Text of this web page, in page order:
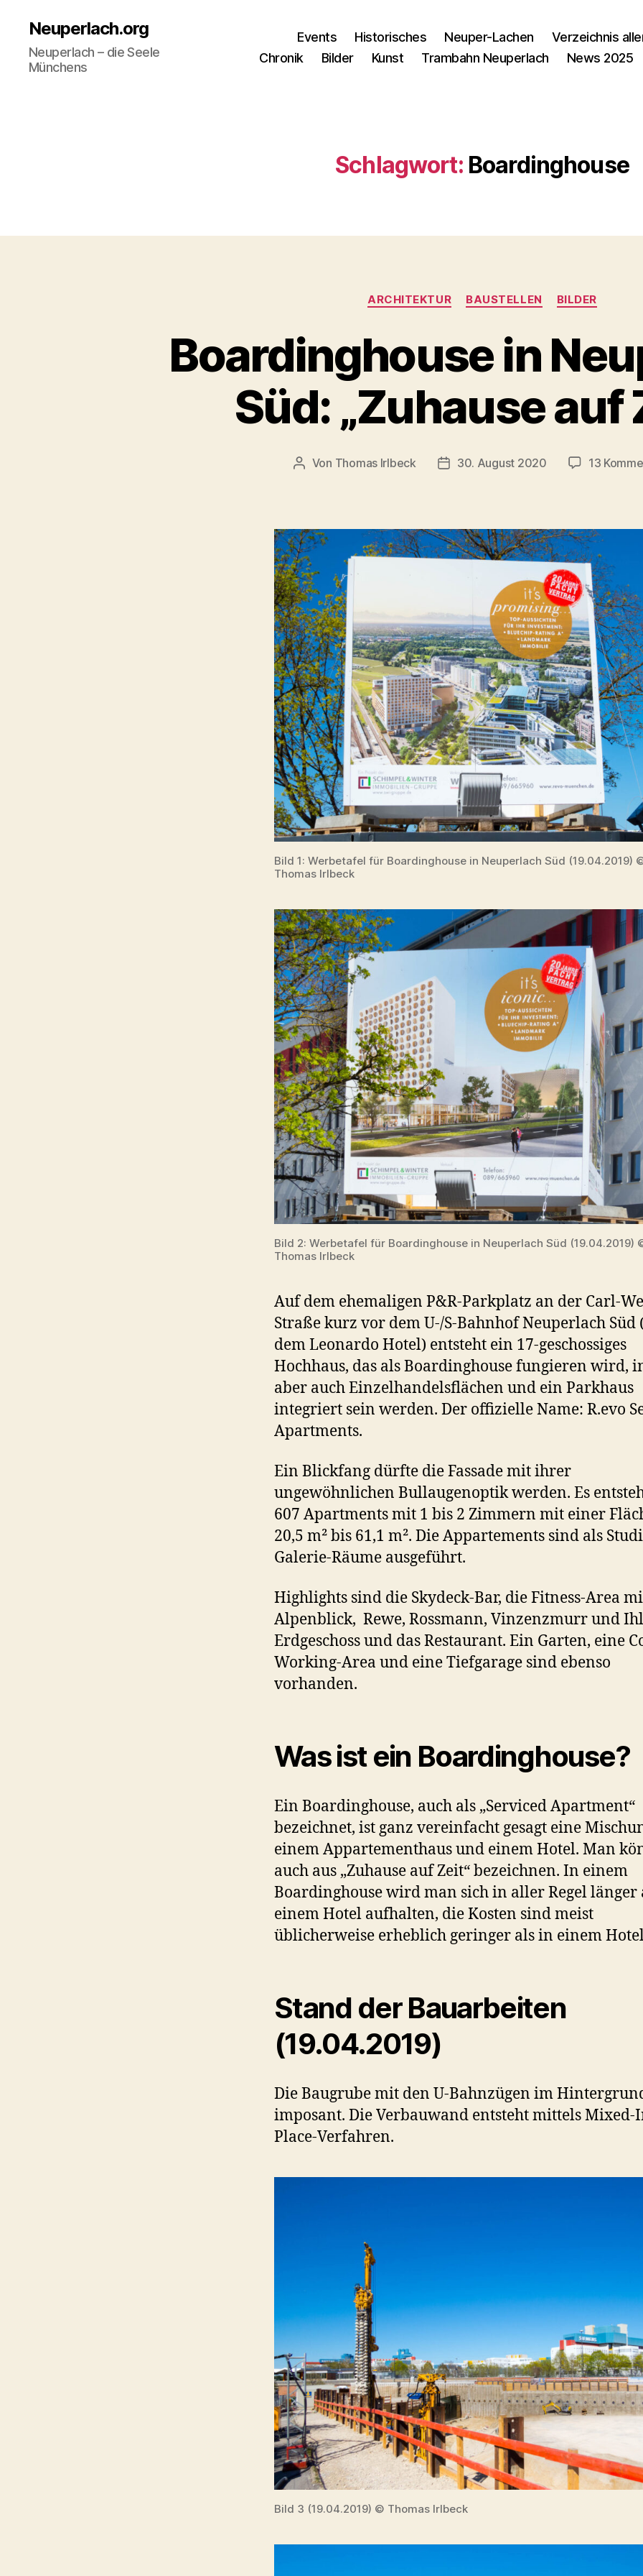
Neuperlach.org
Neuperlach – die Seele
Münchens
Events Historisches Neuper-Lachen
Verzeichnis
Chronik
Bilder Kunst Trambahn Neuperlach News 2025
Schlagwort: Boardinghouse
Kategorien
ARCHITEKTUR BAUSTELLEN BILDER
Boardinghouse in
Süd: „Zuhause auf
Beitragsautor
Von Thomas Irlbeck Veröffentlichungsdatum
30. August 2020 13
Bild 1: Werbetafel für Boardinghouse in Neuperlach Süd (19.04.2019)
Thomas Irlbeck
Bild 2: Werbetafel für Boardinghouse in Neuperlach Süd (19.04.2019)
Thomas Irlbeck
Auf dem ehemaligen P&R-Parkplatz an der Carl-
Straße kurz vor dem U-/S-Bahnhof Neuperlach Süd
dem Leonardo Hotel) entsteht ein 17-geschossiges
Hochhaus, das als Boardinghouse fungieren wird,
aber auch Einzelhandelsflächen und ein Parkhaus
integriert sein werden. Der offizielle Name: R.evo
Apartments.
Ein Blickfang dürfte die Fassade mit ihrer
ungewöhnlichen Bullaugenoptik werden. Es
607 Apartments mit 1 bis 2 Zimmern mit einer
20,5 m² bis 61,1 m². Die Appartements sind als
Galerie-Räume ausgeführt.
Highlights sind die Skydeck-Bar, die Fitness-Area
Alpenblick, Rewe, Rossmann, Vinzenzmurr und
Erdgeschoss und das Restaurant. Ein Garten, eine
Working-Area und eine Tiefgarage sind ebenso
vorhanden.
Was ist ein Boardinghouse?
Ein Boardinghouse, auch als „Serviced Apartment“
bezeichnet, ist ganz vereinfacht gesagt eine
einem Appartementhaus und einem Hotel. Man
auch aus „Zuhause auf Zeit“ bezeichnen. In einem
Boardinghouse wird man sich in aller Regel länger
einem Hotel aufhalten, die Kosten sind meist
üblicherweise erheblich geringer als in einem
Stand der Bauarbeiten
(19.04.2019)
Die Baugrube mit den U-Bahnzügen im
imposant. Die Verbauwand entsteht mittels Mixed-
Place-Verfahren.
Bild 3 (19.04.2019) © Thomas Irlbeck